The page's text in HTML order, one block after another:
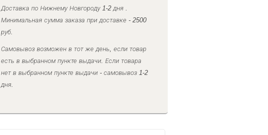
Доставка по Нижнему Новгороду 1-2 дня .
Минимальная сумма заказа при доставке - 2500
руб.
Самовывоз возможен в тот же день, если товар
есть в выбранном пункте выдачи. Если товара
нет в выбранном пункте выдачи - самовывоз 1-2
дня.